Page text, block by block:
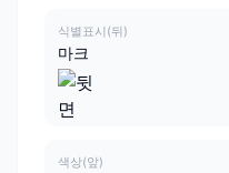
식별표시(뒤)
마크
색상(앞)